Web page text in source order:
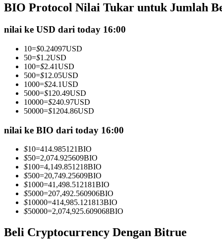
Kontrak berjangka menggunakan USDC sebagai jaminannya
Copy Trading
Bergabunglah dengan pedagang top
Menjadi Pedagang Salinan
BIO Protocol Nilai Tukar untuk Jumlah
nilai ke USD dari today 16:00
10=$0.24097USD
50=$1.2USD
100=$2.41USD
500=$12.05USD
1000=$24.1USD
5000=$120.49USD
10000=$240.97USD
50000=$1204.86USD
nilai ke BIO dari today 16:00
$10=414.985121BIO
$50=2,074.925609BIO
$100=4,149.851218BIO
$500=20,749.25609BIO
$1000=41,498.512181BIO
$5000=207,492.560906BIO
$10000=414,985.121813BIO
$50000=2,074,925.609068BIO
Beli Cryptocurrency Dengan Bitrue